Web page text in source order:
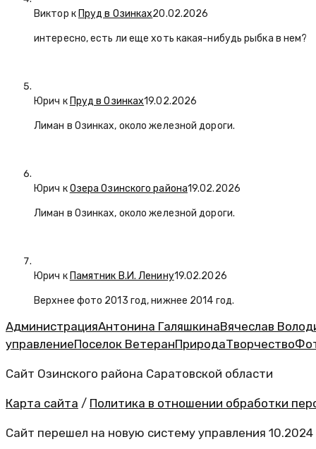
Виктор к Пруд в Озинках20.02.2026
интересно, есть ли еще хоть какая-нибудь рыбка в нем?
Юрич к Пруд в Озинках19.02.2026
Лиман в Озинках, около железной дороги.
Юрич кОзера Озинского района19.02.2026
Лиман в Озинках, около железной дороги.
Юрич к Памятник В.И. Ленину19.02.2026
Верхнее фото 2013 год, нижнее 2014 год.
АдминистрацияАнтонина ГаляшкинаВячеслав
управлениеПоселок ВетеранПриродаТворчество
Сайт Озинского района Саратовской области
Карта сайта / Политика в отношении обработки
Сайт перешел на новую систему управления 10.2024